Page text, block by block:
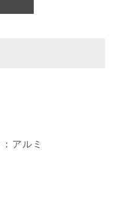
：アルミ